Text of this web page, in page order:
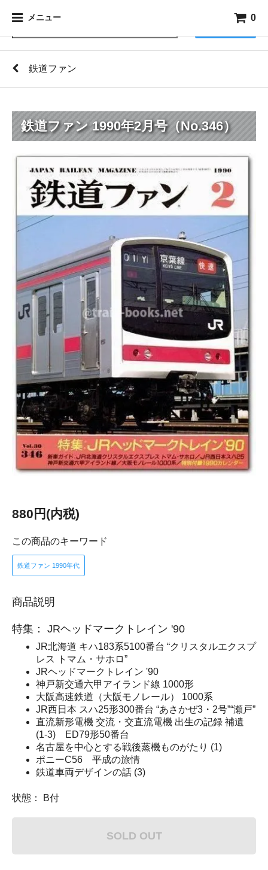
メニュー 0
鉄道ファン
鉄道ファン 1990年2月号（No.346）
880円(内税)
この商品のキーワード
鉄道ファン 1990年代
商品説明
特集： JRヘッドマークトレイン '90
JR北海道 キハ183系5100番台 “クリスタルエクスプ
レス トマム・サホロ”
JRヘッドマークトレイン '90
神戸新交通六甲アイランド線 1000形
大阪高速鉄道（大阪モノレール） 1000系
JR西日本 スハ25形300番台 “あさかぜ3・2号”“瀬戸”
直流新形電機 交流・交直流電機 出生の記録 補遺
(1-3) ED79形50番台
名古屋を中心とする戦後蒸機ものがたり (1)
ポニーC56 平成の旅情
鉄道車両デザインの話 (3)
状態： B付
SOLD OUT